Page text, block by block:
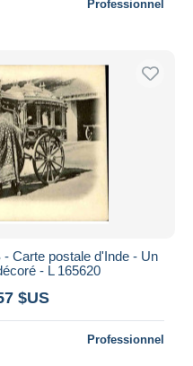
Professionnel
Carte postale d'Inde - Un
- L 165620
$US
Professionnel